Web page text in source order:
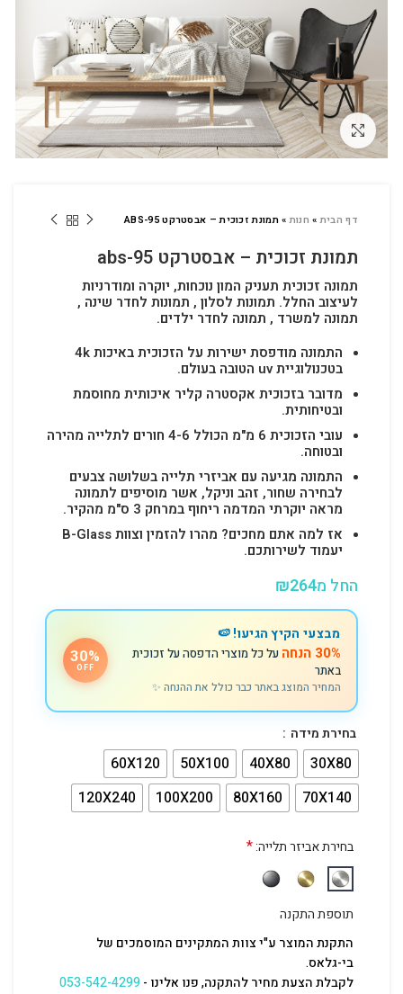
לחץ להגדלה
דף הבית» חנות»תמונת זכוכית – אבסטרקט ABS-95
תמונת זכוכית – אבסטרקט abs-95
תמונה זכוכית תעניק המון נוכחות, יוקרה ומודרניות
לעיצוב החלל. תמונות לסלון , תמונות לחדר שינה ,
תמונה למשרד , תמונה לחדר ילדים.
התמונה מודפסת ישירות על הזכוכית באיכות 4k
בטכנולוגיית uv הטובה בעולם.
מדובר בזכוכית אקסטרה קליר איכותית מחוסמת
ובטיחותית.
עובי הזכוכית 6 מ"מ הכולל 4-6 חורים לתלייה מהירה
ובטוחה.
התמונה מגיעה עם אביזרי תלייה בשלושה צבעים
לבחירה שחור, זהב וניקל, אשר מוסיפים לתמונה
מראה יוקרתי המדמה ריחוף במרחק 3 ס"מ מהקיר.
אז למה אתם מחכים? מהרו להזמין וצוות B-Glass
יעמוד לשירותכם.
החל מ ₪264
מבצעי הקיץ הגיעו! 🍉
30% הנחה
על כל מוצרי הדפסה על זכוכית
באתר
המחיר המוצג באתר כבר כולל את ההנחה ✨
30%
OFF
בחירת מידה
30X80
40X80
50X100
60X120
70X140
80X160
100X200
120X240
בחירת אביזר תלייה:*
תוספת התקנה
התקנת המוצר ע"י צוות המתקינים המוסמכים של
בי-גלאס.
לקבלת הצעת מחיר להתקנה, פנו אלינו -053-542-4299